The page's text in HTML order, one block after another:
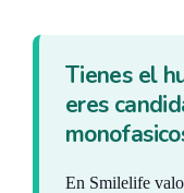
Tienes el
eres
En Smilelife